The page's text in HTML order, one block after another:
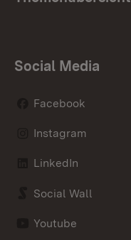
Social Media
Facebook
Instagram
LinkedIn
Social Wall
Youtube